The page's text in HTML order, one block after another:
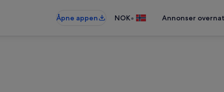
Åpne appen
NOK• Annonser